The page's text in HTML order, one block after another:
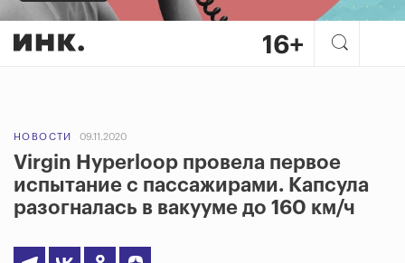
НОВОСТИ 09.11.2020
Virgin Hyperloop провела первое
испытание с пассажирами. Капсула
разогналась в вакууме до 160 км/ч